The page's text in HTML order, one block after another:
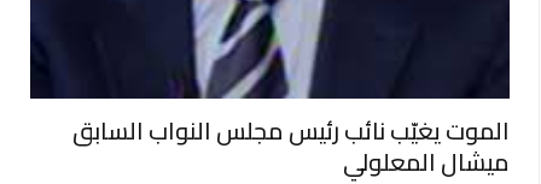
الموت يغيّب نائب رئيس مجلس النواب السابق
ميشال المعلولي